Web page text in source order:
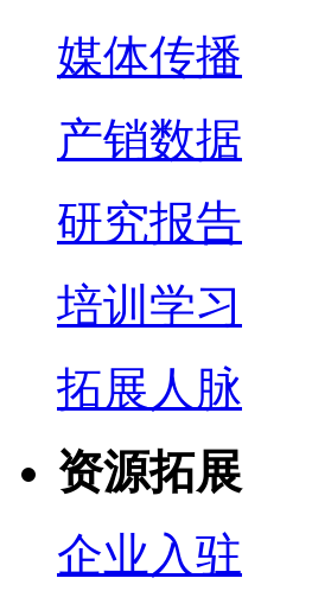
媒体传播
产销数据
研究报告
培训学习
拓展人脉
资源拓展
企业入驻